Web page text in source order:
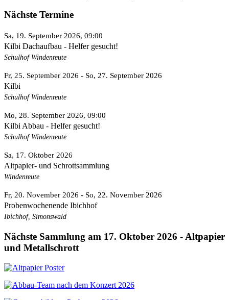
Nächste Termine
Sa, 19. September 2026, 09:00
Kilbi Dachaufbau - Helfer gesucht!
Schulhof Windenreute
Fr, 25. September 2026 - So, 27. September 2026
Kilbi
Schulhof Windenreute
Mo, 28. September 2026, 09:00
Kilbi Abbau - Helfer gesucht!
Schulhof Windenreute
Sa, 17. Oktober 2026
Altpapier- und Schrottsammlung
Windenreute
Fr, 20. November 2026 - So, 22. November 2026
Probenwochenende Ibichhof
Ibichhof, Simonswald
Nächste Sammlung am 17. Oktober 2026 - Altpapier
und Metallschrott